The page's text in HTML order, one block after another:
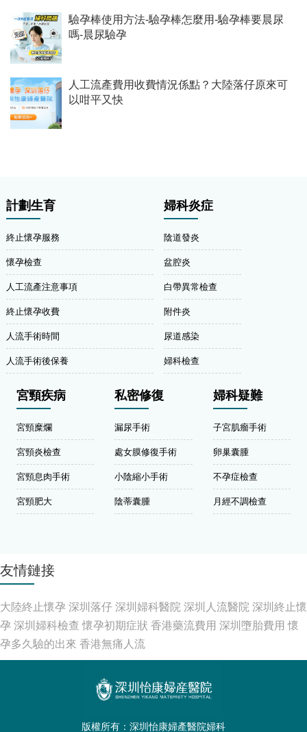
驗孕棒使用方法-驗孕棒怎麼用-驗孕棒要晨尿
嗎-晨尿驗孕
人工流產費用收費情況係點？大陸落仔原來可
以咁平又快
計劃生育
終止懷孕服務
懷孕檢查
人工流產注意事項
終止懷孕收費
人流手術時間
人流手術後保養
婦科炎症
陰道發炎
盆腔炎
白帶異常檢查
附件炎
尿道感染
婦科檢查
宮頸疾病
宮頸糜爛
宮頸炎檢查
宮頸息肉手術
宮頸肥大
私密修復
漏尿手術
處女膜修復手術
小陰縮小手術
陰蒂囊腫
婦科疑難
子宮肌瘤手術
卵巢囊腫
不孕症檢查
月經不調檢查
友情鏈接
大陸終止懷孕 深圳落仔深圳婦科醫院深圳人流醫院深圳終止懷
孕 深圳婦科檢查 懷孕初期症狀 香港藥流費用 深圳墮胎費用 懷
孕多久驗的出來 香港無痛人流
版權所有：深圳怡康婦產醫院婦科